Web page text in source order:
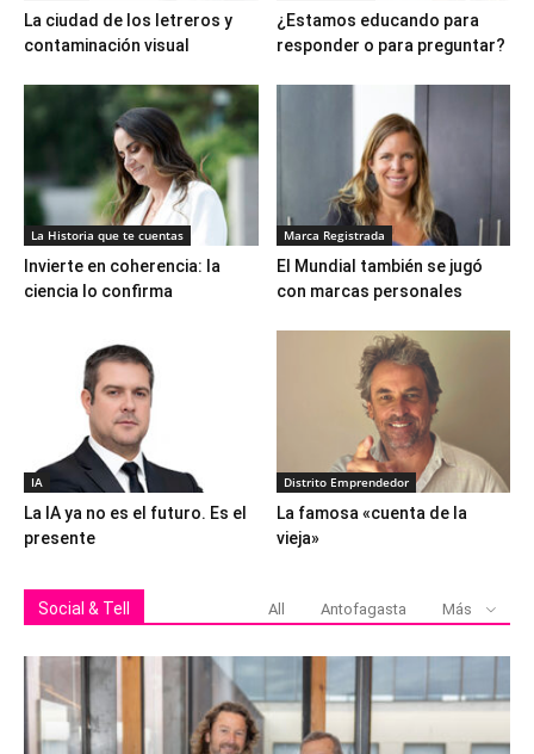
La ciudad de los letreros y
contaminación visual
¿Estamos educando para
responder o para preguntar?
La Historia que te cuentas
Invierte en coherencia: la
ciencia lo confirma
Marca Registrada
El Mundial también se jugó
con marcas personales
IA
La IA ya no es el futuro. Es el
presente
Distrito Emprendedor
La famosa «cuenta de la
vieja»
Social & Tell All Antofagasta Más